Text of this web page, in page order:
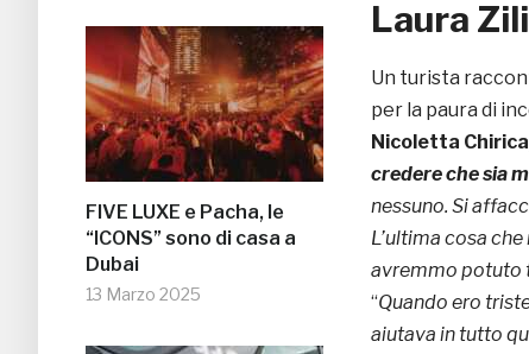
FIVE LUXE e Pacha, le
“ICONS” sono di casa a
Dubai
13 Marzo 2025
Laura
Un turista
per la paura di
Nicoletta Chirica
credere che sia
nessuno. Si
L’ultima cosa
avremmo potuto
“Quando ero
aiutava in tutto